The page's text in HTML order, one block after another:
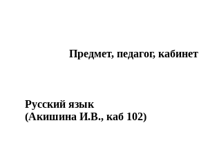
Предмет, педагог, кабинет
Русский язык
(Акишина И.В., каб 102)